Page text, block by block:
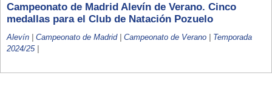
Campeonato de Madrid Alevín de Verano. Cinco
medallas para el Club de Natación Pozuelo
Alevín | Campeonato de Madrid| Campeonato de Verano | Temporada
2024/25|